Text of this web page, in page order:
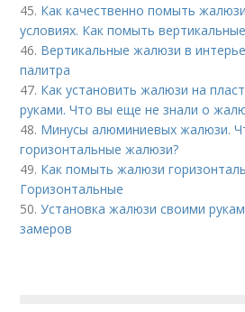
45. Как качественно помыть
условиях. Как помыть
46. Вертикальные жалюзи в
палитра
47. Как установить жалюзи на
руками. Что вы еще не знали о
48. Минусы алюминиевых жалюзи.
горизонтальные жалюзи?
49. Как помыть жалюзи
Горизонтальные
50.Установка жалюзи своими
замеров